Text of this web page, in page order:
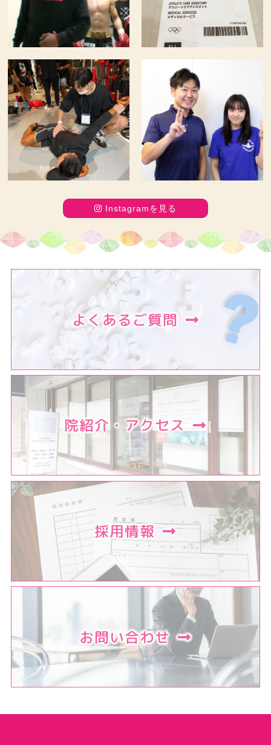
Instagramを見る
よくあるご質問
院紹介・アクセス
採用情報
お問い合わせ